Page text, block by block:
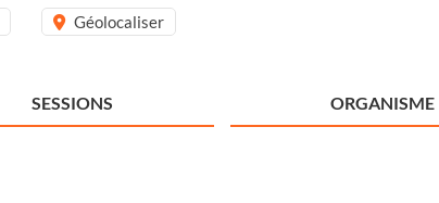
Géolocaliser
SESSIONS ORGANISME